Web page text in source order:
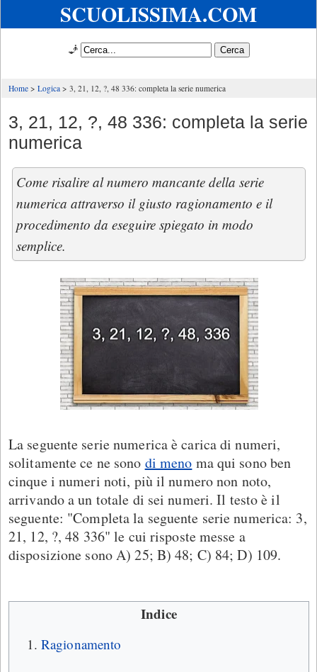
SCUOLISSIMA.COM
🧞
Home Logica 3, 21, 12, ?, 48 336: completa la serie numerica
3, 21, 12, ?, 48 336: completa la serie
numerica
Come risalire al numero mancante della serie
numerica attraverso il giusto ragionamento e il
procedimento da eseguire spiegato in modo
semplice.
La seguente serie numerica è carica di numeri,
solitamente ce ne sono di meno ma qui sono ben
cinque i numeri noti, più il numero non noto,
arrivando a un totale di sei numeri. Il testo è il
seguente: "Completa la seguente serie numerica: 3,
21, 12, ?, 48 336" le cui risposte messe a
disposizione sono A) 25; B) 48; C) 84; D) 109.
Indice
Ragionamento